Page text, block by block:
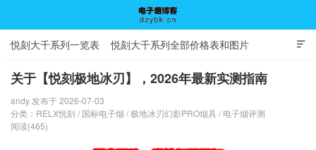
电子烟博客

悦刻大千系列一览表 悦刻大千系列全部价格表和图片
关于【悦刻极地冰刃】，2026年最新实测指南
andy 发布于 2026-07-03
分类： RELX悦刻 / 国标电子烟 /极地冰刃幻影PRO烟具 / 电子烟评测
阅读(465)